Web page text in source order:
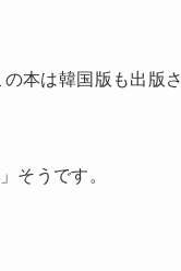
の本は韓国版も出版 さ
」そうです。